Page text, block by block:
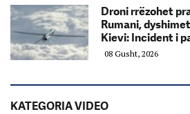
Droni rrëzohet
Rumani,
Kievi: Incident i
08 Gusht, 2026
KATEGORIA VIDEO